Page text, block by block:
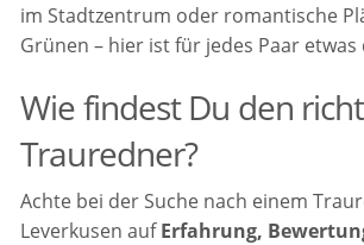
im Stadtzentrum oder romantische
Grünen – hier ist für jedes Paar etwas
Wie findest Du den
Trauredner?
Achte bei der Suche nach einem
Leverkusen aufErfahrung,